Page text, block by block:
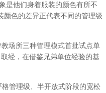
他们身着服装的颜色有所不
颜色的差异正代表不同的管理级
场所三种管理模式首批试点单
经，在借鉴兄弟单位经验的基
管理级、半开放式阶段的宽松